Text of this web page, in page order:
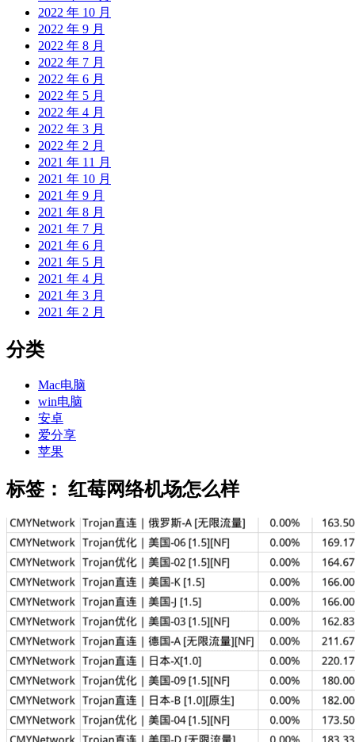
2022 年 10 月
2022 年 9 月
2022 年 8 月
2022 年 7 月
2022 年 6 月
2022 年 5 月
2022 年 4 月
2022 年 3 月
2022 年 2 月
2021 年 11 月
2021 年 10 月
2021 年 9 月
2021 年 8 月
2021 年 7 月
2021 年 6 月
2021 年 5 月
2021 年 4 月
2021 年 3 月
2021 年 2 月
分类
Mac电脑
win电脑
安卓
爱分享
苹果
标签： 红莓网络机场怎么样